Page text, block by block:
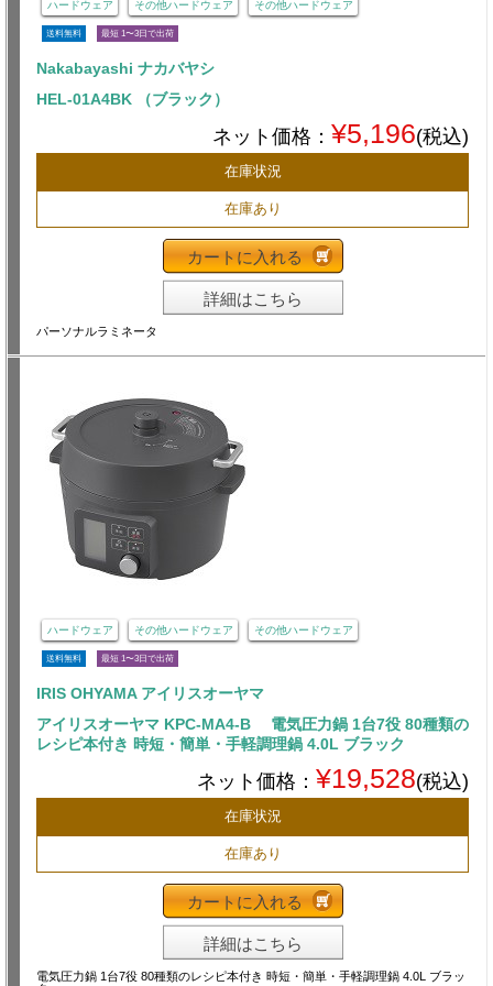
ハードウェア その他ハードウェア その他ハードウェア
送料無料 最短 1〜3日で出荷
Nakabayashi ナカバヤシ
HEL-01A4BK （ブラック）
ネット価格： ¥5,196(税込)
在庫状況
在庫あり
カートに入れる
詳細はこちら
パーソナルラミネータ
ハードウェア その他ハードウェア その他ハードウェア
送料無料 最短 1〜3日で出荷
IRIS OHYAMA アイリスオーヤマ
アイリスオーヤマ KPC-MA4-B 電気圧力鍋 1台7役 80種類の
レシピ本付き 時短・簡単・手軽調理鍋 4.0L ブラック
ネット価格： ¥19,528(税込)
在庫状況
在庫あり
カートに入れる
詳細はこちら
電気圧力鍋 1台7役 80種類のレシピ本付き 時短・簡単・手軽調理鍋 4.0L ブラッ